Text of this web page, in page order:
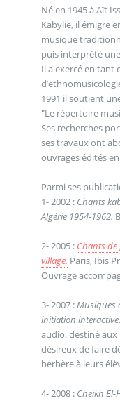
Né en 1945 à Aït
Kabylie, il émigre
musique
puis interprété
Il a exercé en tant
1991 il soutient
"Le répertoire
Ses recherches
ses travaux ont
ouvrages édités
Parmi ses
1- 2002 : Chants
Algérie 1954-1962.
2- 2005 : Chants de
village. Paris, Ibis
Ouvrage
3- 2007 :Musiques
initiation interactive
audio, destiné aux
désireux de faire
berbère à leurs
4- 2008 : Cheikh